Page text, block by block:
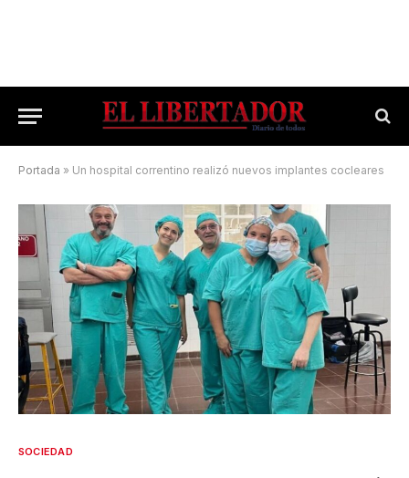
Portada » Un hospital correntino realizó nuevos implantes cocleares
SOCIEDAD